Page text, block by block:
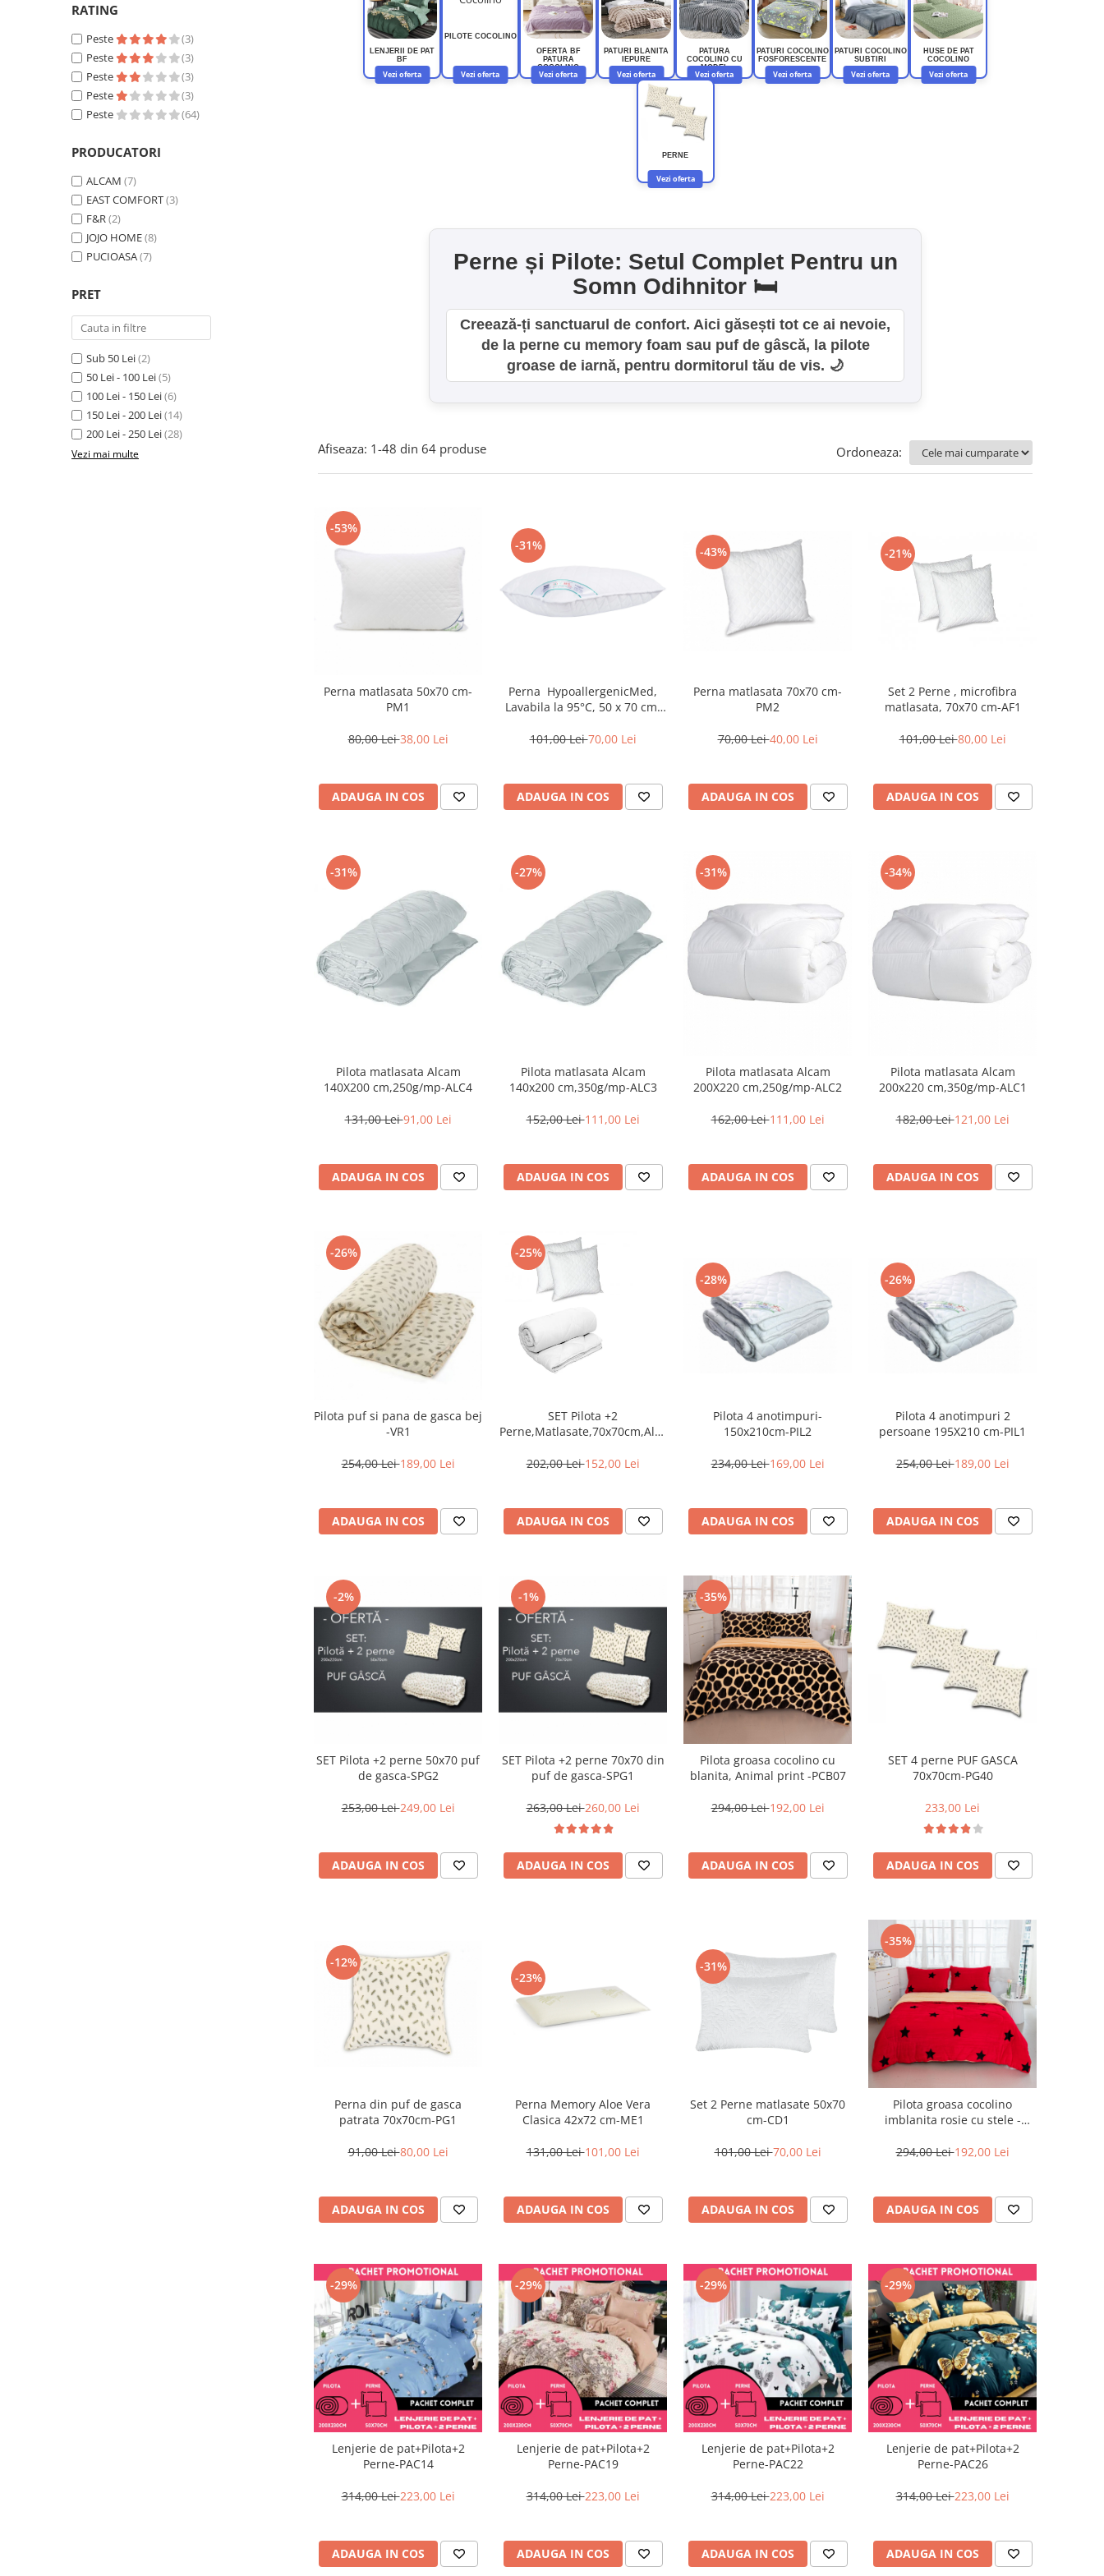
Lenjerii de finet Iprimate Digital
Lenjerii de pat Bumbac 100%
Lenjerii de pat Finet + 2 Draperii
LENJERII DE PAT
BF
Vezi oferta
PILOTE COCOLINO
Vezi oferta
OFERTA BF
PATURA
COCOLINO
Vezi oferta
PATURI BLANITA
IEPURE
Vezi oferta
PATURA
COCOLINO CU
MODEL
Vezi oferta
PATURI COCOLINO
FOSFORESCENTE
Vezi oferta
PATURI COCOLINO
SUBTIRI
Vezi oferta
HUSE DE PAT
COCOLINO
Vezi oferta
PERNE
Vezi oferta
Perne și Pilote: Setul Complet Pentru un
Somn Odihnitor 🛏️
Creează-ți sanctuarul de confort. Aici găsești tot ce ai nevoie,
de la perne cu memory foam sau puf de gâscă, la pilote
groase de iarnă, pentru dormitorul tău de vis. 🌙
RATING
Peste
(3)
Peste
(3)
Peste
(3)
Peste
(3)
Peste
(64)
PRODUCATORI
ALCAM (7)
EAST COMFORT(3)
F&R(2)
JOJO HOME(8)
PUCIOASA(7)
PRET
Sub 50 Lei(2)
50 Lei - 100 Lei(5)
100 Lei - 150 Lei(6)
150 Lei - 200 Lei(14)
200 Lei - 250 Lei(28)
Vezi mai multe Afiseaza: 1-48 din 64 produse Ordoneaza:
-53%
Perna matlasata 50x70 cm-
PM1
80,00 Lei38,00 Lei
ADAUGA IN COS
-31%
Perna HypoallergenicMed,
Lavabila la 95°C, 50 x 70 cm-
101,00 Lei70,00 Lei
ADAUGA IN COS
-43%
Perna matlasata 70x70 cm-
PM2
70,00 Lei40,00 Lei
ADAUGA IN COS
-21%
Set 2 Perne , microfibra
matlasata, 70x70 cm-AF1
101,00 Lei80,00 Lei
ADAUGA IN COS
-31%
Pilota matlasata Alcam
140X200 cm,250g/mp-ALC4
131,00 Lei91,00 Lei
ADAUGA IN COS
-27%
Pilota matlasata Alcam
140x200 cm,350g/mp-ALC3
152,00 Lei111,00 Lei
ADAUGA IN COS
-31%
Pilota matlasata Alcam
200X220 cm,250g/mp-ALC2
162,00 Lei111,00 Lei
ADAUGA IN COS
-34%
Pilota matlasata Alcam
200x220 cm,350g/mp-ALC1
182,00 Lei121,00 Lei
ADAUGA IN COS
-26%
Pilota puf si pana de gasca bej
-VR1
254,00 Lei189,00 Lei
ADAUGA IN COS
-25%
SET Pilota +2
Perne,Matlasate,70x70cm,Alb-
202,00 Lei152,00 Lei
ADAUGA IN COS
-28%
Pilota 4 anotimpuri-
150x210cm-PIL2
234,00 Lei169,00 Lei
ADAUGA IN COS
-26%
Pilota 4 anotimpuri 2
persoane 195X210 cm-PIL1
254,00 Lei189,00 Lei
ADAUGA IN COS
-2%
SET Pilota +2 perne 50x70 puf
de gasca-SPG2
253,00 Lei249,00 Lei
ADAUGA IN COS
-1%
SET Pilota +2 perne 70x70 din
puf de gasca-SPG1
263,00 Lei260,00 Lei
ADAUGA IN COS
-35%
Pilota groasa cocolino cu
blanita, Animal print -PCB07
294,00 Lei192,00 Lei
ADAUGA IN COS
SET 4 perne PUF GASCA
70x70cm-PG40
233,00 Lei
ADAUGA IN COS
-12%
Perna din puf de gasca
patrata 70x70cm-PG1
91,00 Lei80,00 Lei
ADAUGA IN COS
-23%
Perna Memory Aloe Vera
Clasica 42x72 cm-ME1
131,00 Lei101,00 Lei
ADAUGA IN COS
-31%
Set 2 Perne matlasate 50x70
cm-CD1
101,00 Lei70,00 Lei
ADAUGA IN COS
-35%
Pilota groasa cocolino
imblanita rosie cu stele -
294,00 Lei192,00 Lei
ADAUGA IN COS
-29%
Lenjerie de pat+Pilota+2
Perne-PAC14
314,00 Lei223,00 Lei
ADAUGA IN COS
-29%
Lenjerie de pat+Pilota+2
Perne-PAC19
314,00 Lei223,00 Lei
ADAUGA IN COS
-29%
Lenjerie de pat+Pilota+2
Perne-PAC22
314,00 Lei223,00 Lei
ADAUGA IN COS
-29%
Lenjerie de pat+Pilota+2
Perne-PAC26
314,00 Lei223,00 Lei
ADAUGA IN COS